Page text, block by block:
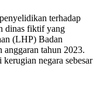
terhadap
dinas fiktif yang
(LHP) Badan
tahun 2023.
negara sebesar